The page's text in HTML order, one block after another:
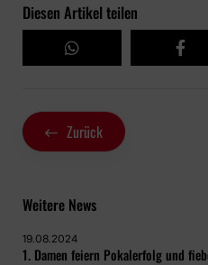
Diesen Artikel teilen
Zurück
Weitere News
19.08.2024
1. Damen feiern Pokalerfolg und